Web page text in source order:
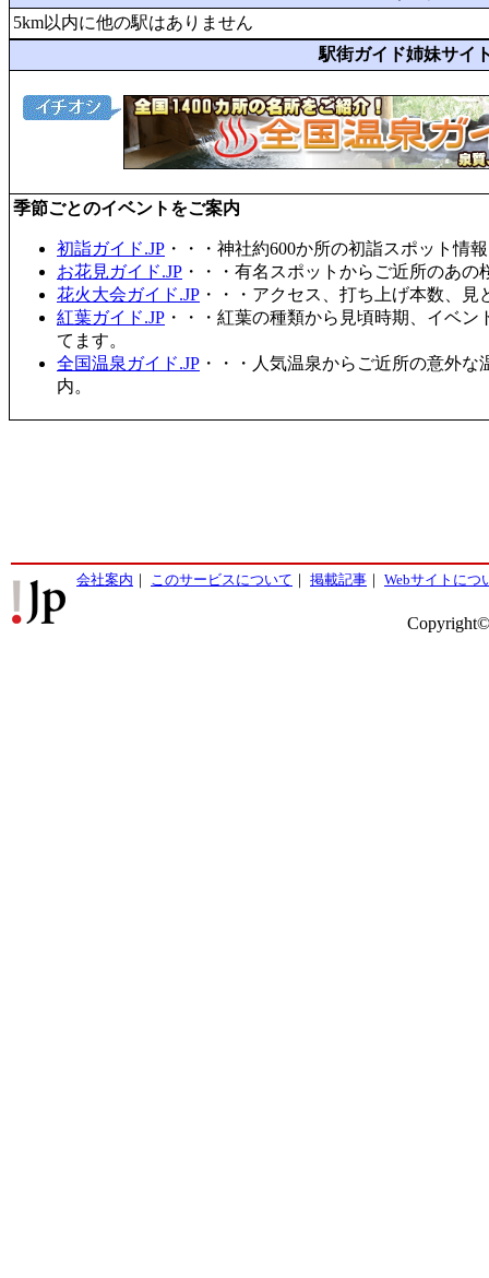
5km以内に他の駅はありません
駅街ガイド姉妹サイ
季節ごとのイベントをご案内
初詣ガイド.JP ・・・神社約600か所の初詣スポット情
お花見ガイド.JP ・・・有名スポットからご近所のあ
花火大会ガイド.JP ・・・アクセス、打ち上げ本数、
紅葉ガイド.JP ・・・紅葉の種類から見頃時期、イベ
てます。
全国温泉ガイド.JP ・・・人気温泉からご近所の意外
内。
会社案内 ｜ このサービスについて ｜ 掲載記事 ｜ Webサイトにつ